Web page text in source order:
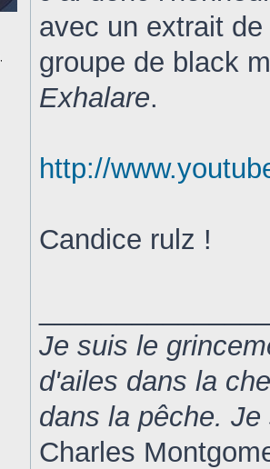
avec un extrait
groupe de black
Exhalare.
http://
Candice rulz !
Je suis le
d'ailes dans la
dans la pêche.
Charles